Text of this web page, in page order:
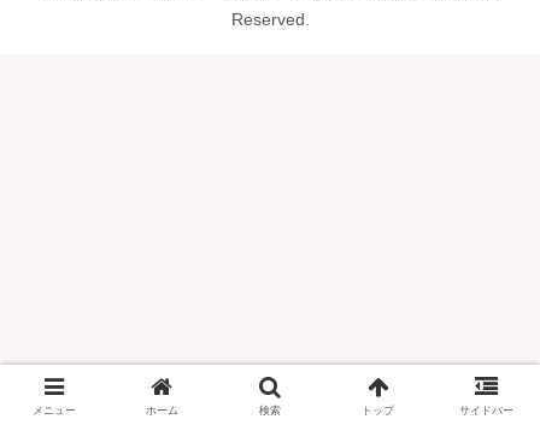
Reserved.
メニュー ホーム 検索 トップ サイドバー